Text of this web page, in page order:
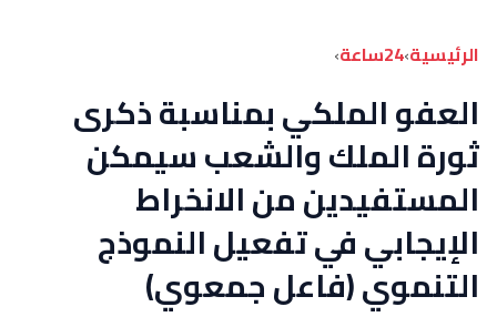
الرئيسية›24ساعة ›
العفو الملكي بمناسبة ذكرى
ثورة الملك والشعب سيمكن
المستفيدين من الانخراط
الإيجابي في تفعيل النموذج
التنموي (فاعل جمعوي)